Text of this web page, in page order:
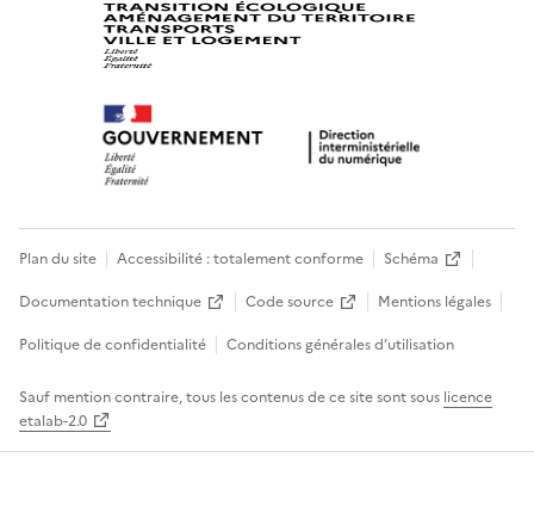
Plan du site Accessibilité : totalement conforme
Schéma
Documentation technique
Code source
Mentions légales
Politique de confidentialité
Conditions générales d’utilisation
Sauf mention contraire, tous les contenus de ce site sont sous licence
etalab-2.0